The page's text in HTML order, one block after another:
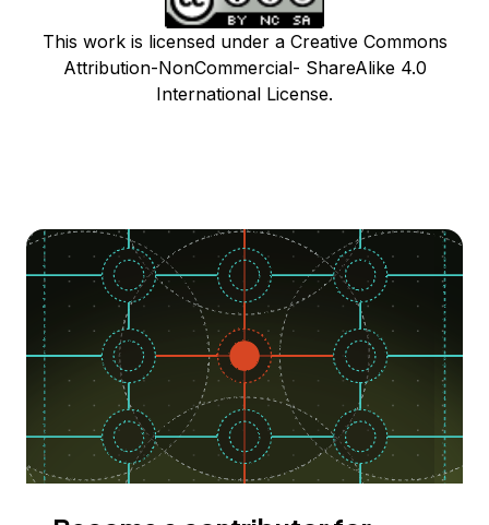
This work is licensed under a Creative Commons
Attribution-NonCommercial- ShareAlike 4.0
International License.